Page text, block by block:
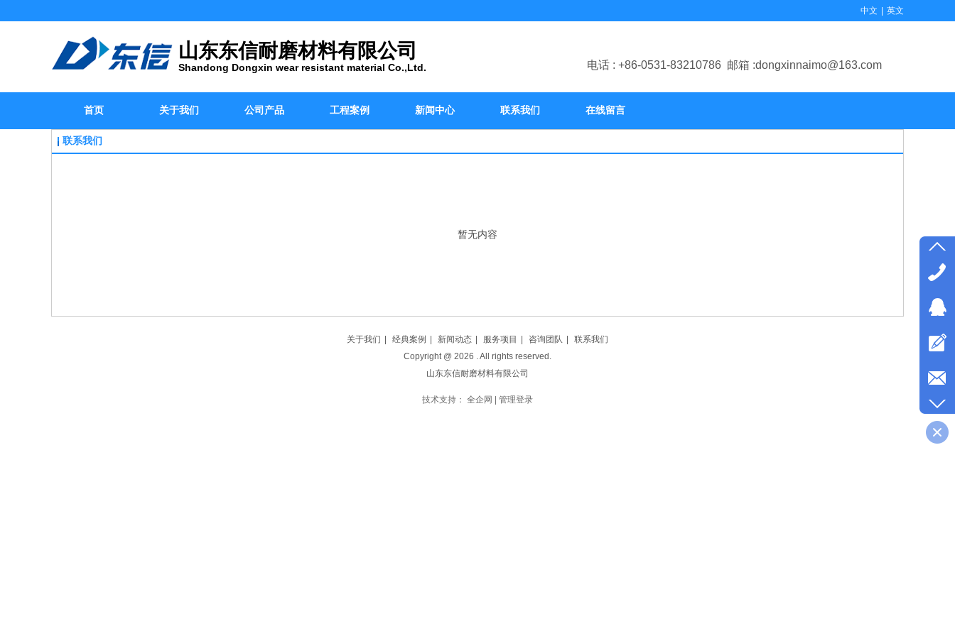
电话 : +86-0531-83210786 邮箱 :dongxinnaimo@163.com
山东东信耐磨材料有限公司
Shandong Dongxin wear resistant material Co.,Ltd.
中文 英文
首页 关于我们 公司产品 工程案例 新闻中心 联系我们 在线留言
联系我们
暂无内容
关于我们 经典案例 新闻动态 服务项目 咨询团队
联系我们
Copyright @ 2026 . All rights reserved.
山东东信耐磨材料有限公司
技术支持： 全企网 管理登录